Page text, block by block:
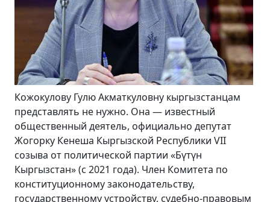
Гулю Акматкуловну кыргызстанцам
не нужно. Она — известный
деятель, официально депутат
Кыргызской Республики VII
политической партии «Бүтүн
(с 2021 года). Член Комитета по
законодательству,
устройству, судебно-правовым
В конце
Дня
образования
области
всей
эти планы в